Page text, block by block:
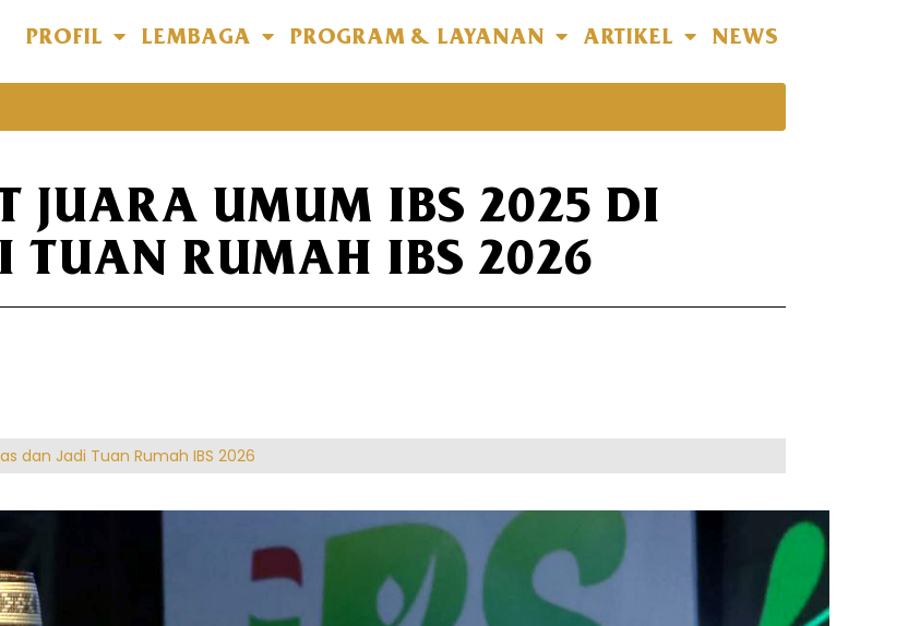
PROFIL LEMBAGA PROGRAM & LAYANAN ARTIKEL NEWS
JUARA UMUM IBS 2025 DI
TUAN RUMAH IBS 2026
dan Jadi Tuan Rumah IBS 2026